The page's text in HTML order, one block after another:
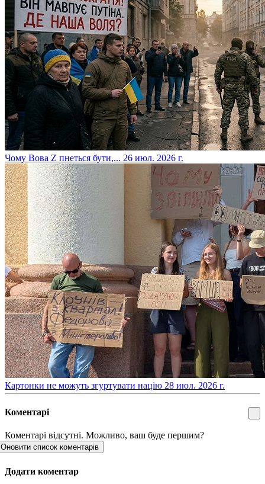
​Чому Вова Z пнеться бути,... 26 июл. 2026 г.
​Картонки не можуть згуртувати націю 28 июл. 2026 г.
Коментарі
Коментарі відсутні. Можливо, ваш буде першим?
Оновити список коментарів
Додати коментар